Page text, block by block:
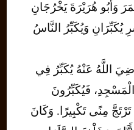
وَأَبُو هُرَيْرَةَ يَخْرُجَانِ
يُكَبِّرَانِ وَيُكَبِّرُ النَّاسُ
اللَّهُ عَنْهُ يُكَبِّرُ فِي
فَيُكَبِّرُونَ
مِنًى تَكْبِيرًا. وَكَانَ